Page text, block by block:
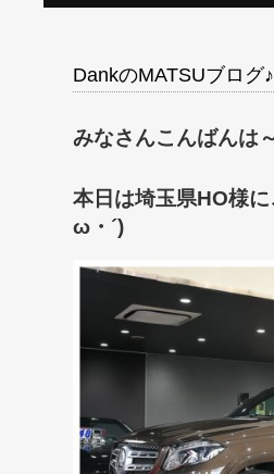
DankのMATSUブログ
本日は埼玉県HO様
ω・´)ゞ